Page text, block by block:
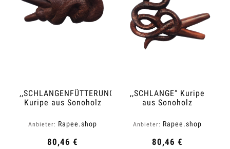
,,SCHLANGENFÜTTERUNG“
Kuripe aus Sonoholz
Anbieter: Rapee.shop
80,46 €
,,SCHLANGE“ Kuripe
aus Sonoholz
Anbieter: Rapee.shop
80,46 €